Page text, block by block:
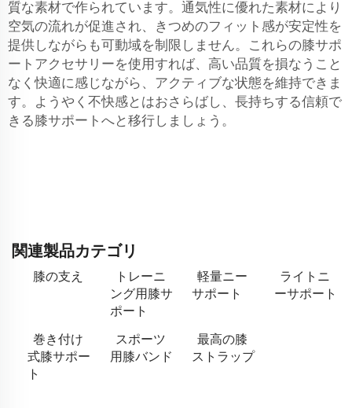
質な素材で作られています。通気性に優れた素材により
空気の流れが促進され、きつめのフィット感が安定性を
提供しながらも可動域を制限しません。これらの膝サポ
ートアクセサリーを使用すれば、高い品質を損なうこと
なく快適に感じながら、アクティブな状態を維持できま
す。ようやく不快感とはおさらばし、長持ちする信頼で
きる膝サポートへと移行しましょう。
関連製品カテゴリ
膝の支え
トレーニ
ング用膝サ
ポート
軽量ニー
サポート
ライトニ
ーサポート
巻き付け
式膝サポー
ト
スポーツ
用膝バンド
最高の膝
ストラップ